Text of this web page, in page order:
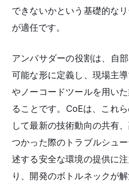
できないかという基礎的な
が適任です。
アンバサダーの役割は、自
可能な形に定義し、現場主
やノーコードツールを用い
ることです。CoEは、これ
して最新の技術動向の共有
つかった際のトラブルシュ
述する安全な環境の提供に
り、開発のボトルネックが